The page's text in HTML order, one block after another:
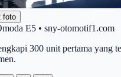
foto
E5 • sny-otomotif1.com
300 unit pertama yang